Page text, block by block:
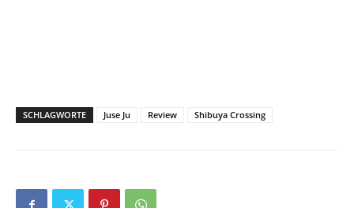
SCHLAGWORTE Juse Ju Review Shibuya Crossing